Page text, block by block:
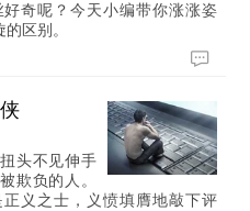
奇呢？今天小编带你涨涨姿
区别。
头不见伸手
欺负的人。
义之士，义愤填膺地敲下评